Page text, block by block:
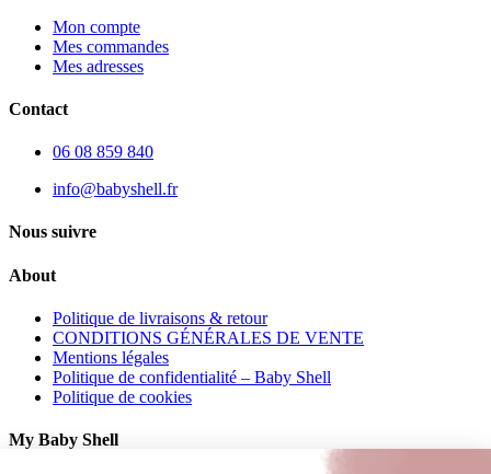
Mon compte
Mes commandes
Mes adresses
Contact
06 08 859 840
info@babyshell.fr
Nous suivre
About
Politique de livraisons & retour
CONDITIONS GÉNÉRALES DE VENTE
Mentions légales
Politique de confidentialité – Baby Shell
Politique de cookies
My Baby Shell